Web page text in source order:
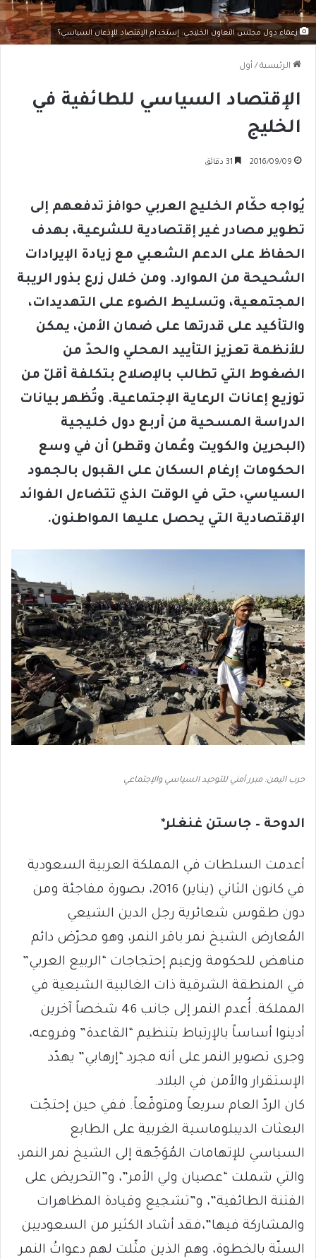
زعماء دول مجلس التعاون الخليجي: إستخدام الإقتصاد للإذعان السياسي؟
الرئيسية / أول
الإقتصاد السياسي للطائفية في
الخليج
2016/09/09
يُواجه حكّام الخليج العربي حوافز تدفعهم إلى
تطوير مصادر غير إقتصادية للشرعية، بهدف
الحفاظ على الدعم الشعبي مع زيادة الإيرادات
الشحيحة من الموارد. ومن خلال زرع بذور الريبة
المجتمعية، وتسليط الضوء على التهديدات،
والتأكيد على قدرتها على ضمان الأمن، يمكن
للأنظمة تعزيز التأييد المحلي والحدّ من
الضغوط التي تطالب بالإصلاح بتكلفة أقلّ من
توزيع إعانات الرعاية الإجتماعية. وتُظهر بيانات
الدراسة المسحية من أربع دول خليجية
(البحرين والكويت وعُمان وقطر) أن في وسع
الحكومات إرغام السكان على القبول بالجمود
السياسي، حتى في الوقت الذي تتضاءل الفوائد
الإقتصادية التي يحصل عليها المواطنون.
حرب اليمن: مبرر أمني للتوحيد السياسي والإجتماعي
الدوحة – جاستن غنغلر*
أعدمت السلطات في المملكة العربية السعودية
في كانون الثاني (يناير) 2016، بصورة مفاجئة ومن
دون طقوس شعائرية رجل الدين الشيعي
المُعارض الشيخ نمر باقر النمر، وهو محرّض دائم
مناهض للحكومة وزعيم إحتجاجات “الربيع العربي”
في المنطقة الشرقية ذات الغالبية الشيعية في
المملكة. أُعدم النمر إلى جانب 46 شخصاً آخرين
أدينوا أساساً بالإرتباط بتنظيم “القاعدة” وفروعه،
وجرى تصوير النمر على أنه مجرد “إرهابي” يهدّد
الإستقرار والأمن في البلاد.
كان الردّ العام سريعاً ومتوقّعاً. ففي حين إحتجّت
البعثات الديبلوماسية الغربية على الطابع
السياسي للإتهامات المُوَجّهة إلى الشيخ نمر النمر،
والتي شملت “عصيان ولي الأمر”، و”التحريض على
الفتنة الطائفية”، و”تشجيع وقيادة المظاهرات
والمشاركة فيها”،فقد أشاد الكثير من السعوديين
السنّة بالخطوة، وهم الذين مثّلت لهم دعواتُ النمر